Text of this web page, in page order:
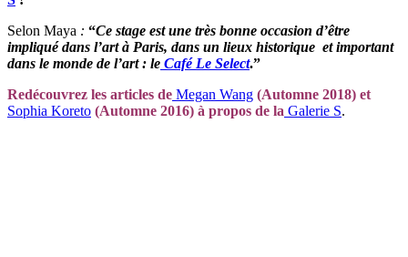
Selon Maya : “Ce stage est une très bonne occasion d’être
impliqué dans l’art à Paris, dans un lieux historique et important
dans le monde de l’art : le Café Le Select.”
Redécouvrez les articles de Megan Wang (Automne 2018) et
Sophia Koreto (Automne 2016) à propos de la Galerie S.